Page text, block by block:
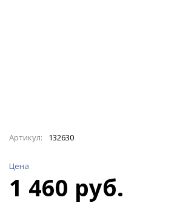
Артикул: 132630
Цена
1 460 руб.